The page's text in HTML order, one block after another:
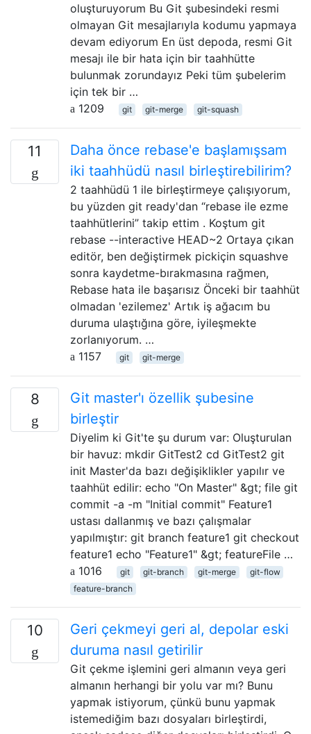
oluşturuyorum Bu Git şubesindeki resmi
olmayan Git mesajlarıyla kodumu yapmaya
devam ediyorum En üst depoda, resmi Git
mesajı ile bir hata için bir taahhütte
bulunmak zorundayız Peki tüm şubelerim
için tek bir …
1209
git git-merge git-squash
11
Daha önce rebase'e başlamışsam
iki taahhüdü nasıl birleştirebilirim?
2 taahhüdü 1 ile birleştirmeye çalışıyorum,
bu yüzden git ready'dan “rebase ile ezme
taahhütlerini” takip ettim . Koştum git
rebase --interactive HEAD~2 Ortaya çıkan
editör, ben değiştirmek pickiçin squashve
sonra kaydetme-bırakmasına rağmen,
Rebase hata ile başarısız Önceki bir taahhüt
olmadan 'ezilemez' Artık iş ağacım bu
duruma ulaştığına göre, iyileşmekte
zorlanıyorum. …
1157
git git-merge
8
Git master'ı özellik şubesine
birleştir
Diyelim ki Git'te şu durum var: Oluşturulan
bir havuz: mkdir GitTest2 cd GitTest2 git
init Master'da bazı değişiklikler yapılır ve
taahhüt edilir: echo "On Master" &gt; file git
commit -a -m "Initial commit" Feature1
ustası dallanmış ve bazı çalışmalar
yapılmıştır: git branch feature1 git checkout
feature1 echo "Feature1" &gt; featureFile …
1016
git git-branch git-merge
git-flow
feature-branch
10
Geri çekmeyi geri al, depolar eski
duruma nasıl getirilir
Git çekme işlemini geri almanın veya geri
almanın herhangi bir yolu var mı? Bunu
yapmak istiyorum, çünkü bunu yapmak
istemediğim bazı dosyaları birleştirdi,